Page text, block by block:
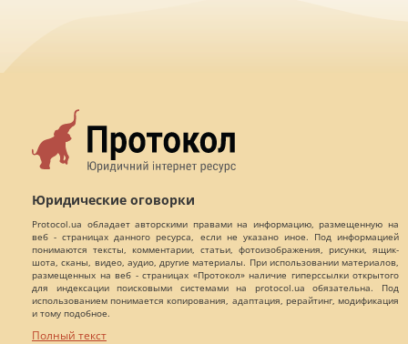
Юридические оговорки
Protocol.ua обладает авторскими правами на информацию, размещенную на
веб - страницах данного ресурса, если не указано иное. Под информацией
понимаются тексты, комментарии, статьи, фотоизображения, рисунки, ящик-
шота, сканы, видео, аудио, другие материалы. При использовании материалов,
размещенных на веб - страницах «Протокол» наличие гиперссылки открытого
для индексации поисковыми системами на protocol.ua обязательна. Под
использованием понимается копирования, адаптация, рерайтинг, модификация
и тому подобное.
Полный текст